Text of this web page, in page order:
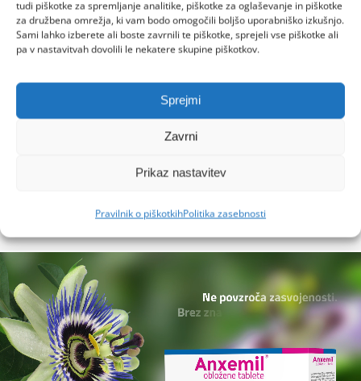
tudi piškotke za spremljanje analitike, piškotke za oglaševanje in piškotke
za družbena omrežja, ki vam bodo omogočili boljšo uporabniško izkušnjo.
Sami lahko izberete ali boste zavrnili te piškotke, sprejeli vse piškotke ali
pa v nastavitvah dovolili le nekatere skupine piškotkov.
Sprejmi
Zavrni
Prikaz nastavitev
Pravilnik o piškotkihPolitika zasebnosti
predvsem takrat, kadar gre za dolgotrajen ali
intenzivenstres .
Znaki prekomernega stresa so:
Med znake dolgotrajnega stresa uvrščamo:
živčnost, zaskrbljenost, tesnobo,
težave s koncentracijo, pretirana čustva in